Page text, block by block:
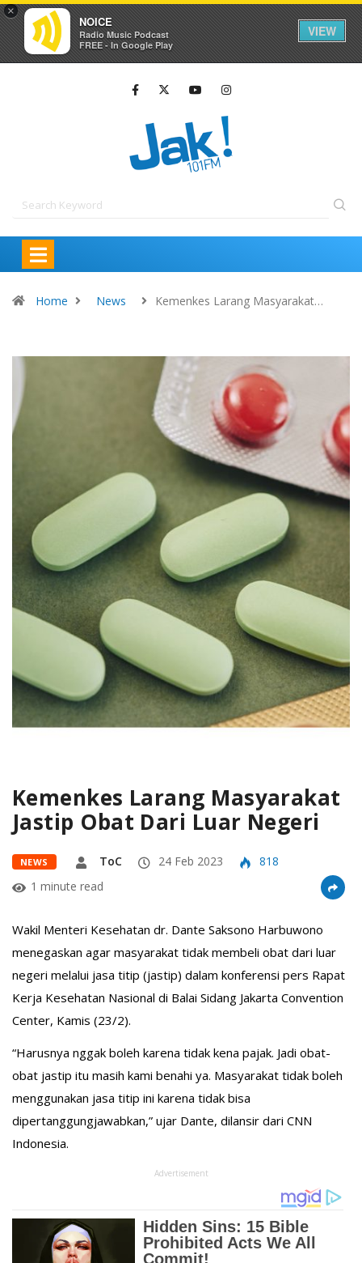
×
NOICE
Radio Music Podcast
FREE - In Google Play
VIEW
Home News Kemenkes Larang Masyarakat…
Kemenkes Larang Masyarakat
Jastip Obat Dari Luar Negeri
NEWS ToC 24 Feb 2023
818
1 minute read
Wakil Menteri Kesehatan dr. Dante Saksono Harbuwono
menegaskan agar masyarakat tidak membeli obat dari luar
negeri melalui jasa titip (jastip) dalam konferensi pers Rapat
Kerja Kesehatan Nasional di Balai Sidang Jakarta Convention
Center, Kamis (23/2).
“Harusnya nggak boleh karena tidak kena pajak. Jadi obat-
obat jastip itu masih kami benahi ya. Masyarakat tidak boleh
menggunakan jasa titip ini karena tidak bisa
dipertanggungjawabkan,” ujar Dante, dilansir dari CNN
Indonesia.
Advertisement